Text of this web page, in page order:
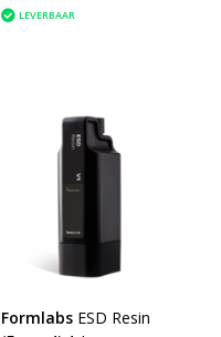
LEVERBAAR
Formlabs ESD Resin